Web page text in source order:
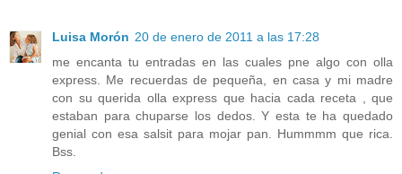
Luisa Morón 20 de enero de 2011 a las 17:28
me encanta tu entradas en las cuales pne algo con olla
express. Me recuerdas de pequeña, en casa y mi madre
con su querida olla express que hacia cada receta , que
estaban para chuparse los dedos. Y esta te ha quedado
genial con esa salsit para mojar pan. Hummmm que rica.
Bss.